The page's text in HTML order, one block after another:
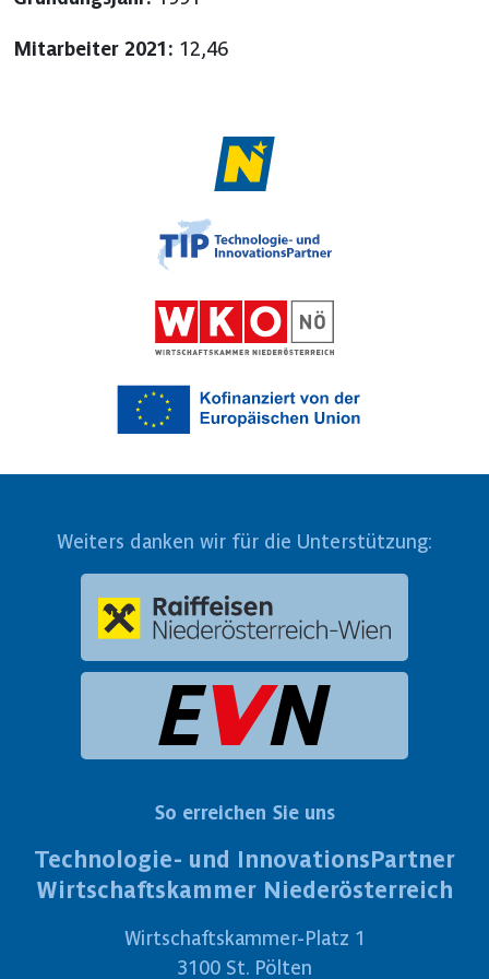
Mitarbeiter 2021: 12,46
Weiters danken wir für die Unterstützung:
So erreichen Sie uns
Technologie- und InnovationsPartner
Wirtschaftskammer Niederösterreich
Wirtschaftskammer-Platz 1
3100 St. Pölten